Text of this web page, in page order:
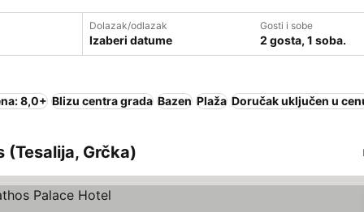
Dolazak/odlazak
Izaberi datume
Gosti i sobe
2 gosta, 1 soba.
8,0+ Blizu centra grada Bazen Plaža Doručak uključen u
(Tesalija, Grčka)